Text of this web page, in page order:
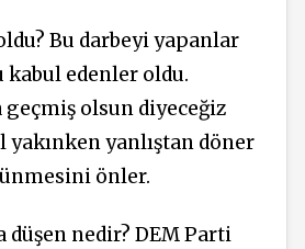
Bu darbeyi yapanlar
edenler oldu.
geçmiş olsun diyeceğiz
yakınken yanlıştan döner
önler.
düşen nedir? DEM Parti